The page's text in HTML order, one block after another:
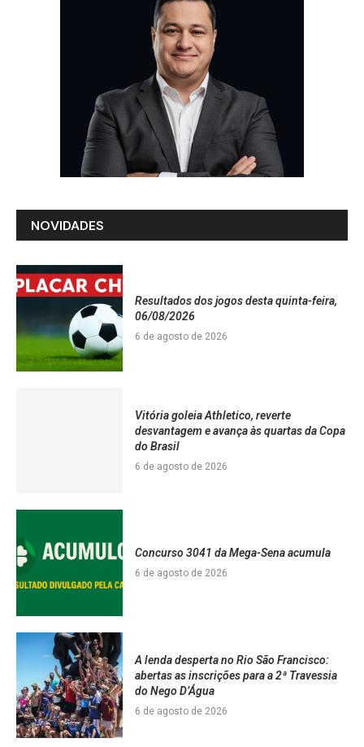
NOVIDADES
Resultados dos jogos desta quinta-feira,
06/08/2026
6 de agosto de 2026
Vitória goleia Athletico, reverte
desvantagem e avança às quartas da Copa
do Brasil
6 de agosto de 2026
Concurso 3041 da Mega-Sena acumula
6 de agosto de 2026
A lenda desperta no Rio São Francisco:
abertas as inscrições para a 2ª Travessia
do Nego D’Água
6 de agosto de 2026